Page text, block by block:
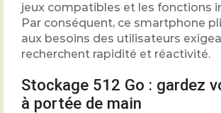
jeux compatibles et les fonctions
Par conséquent, ce smartphone
aux besoins des utilisateurs
recherchent rapidité et réactivité.
Stockage 512 Go : gardez
à portée de main